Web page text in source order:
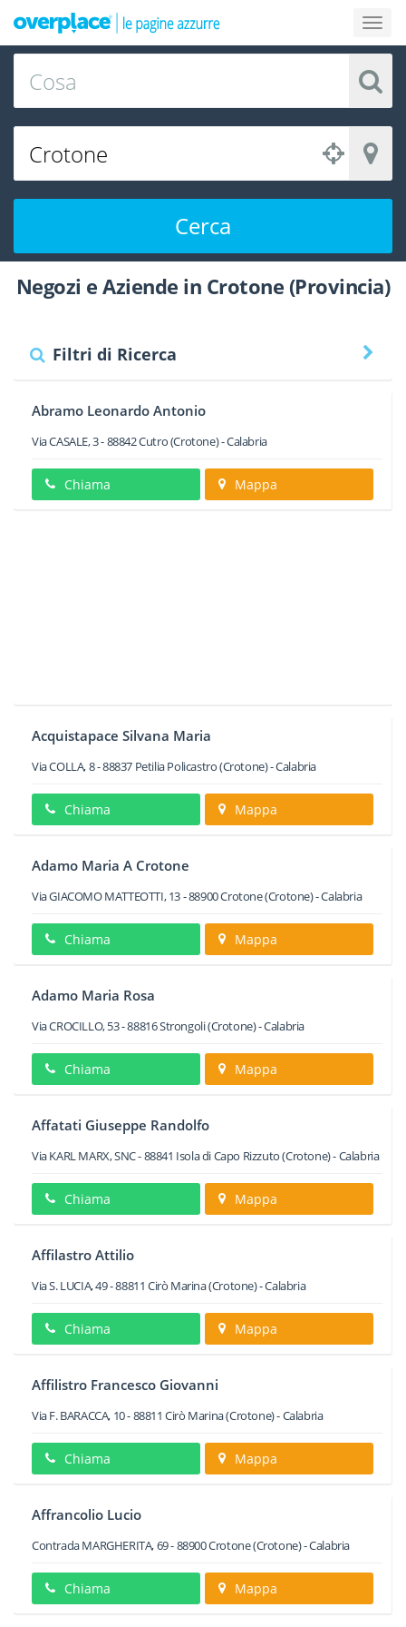
Cerca
Negozi e Aziende in Crotone (Provincia)
Filtri di Ricerca
Abramo Leonardo Antonio
Via CASALE, 3-88842Cutro(Crotone) -Calabria
Chiama Mappa
Acquistapace Silvana Maria
Via COLLA, 8-88837 Petilia Policastro(Crotone) -Calabria
Chiama Mappa
Adamo Maria A Crotone
Via GIACOMO MATTEOTTI, 13-88900Crotone(Crotone) -Calabria
Chiama Mappa
Adamo Maria Rosa
Via CROCILLO, 53-88816Strongoli(Crotone) -Calabria
Chiama Mappa
Affatati Giuseppe Randolfo
Via KARL MARX, SNC-88841 Isola di Capo Rizzuto(Crotone) -Calabria
Chiama Mappa
Affilastro Attilio
Via S. LUCIA, 49-88811 Cirò Marina(Crotone) -Calabria
Chiama Mappa
Affilistro Francesco Giovanni
Via F. BARACCA, 10-88811 Cirò Marina(Crotone) -Calabria
Chiama Mappa
Affrancolio Lucio
Contrada MARGHERITA, 69-88900Crotone(Crotone) -Calabria
Chiama Mappa